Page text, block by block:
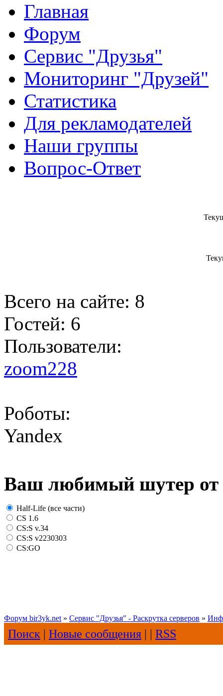
Главная
Форум
Сервис "Друзья"
Мониторинг "Друзей"
Статистика
Для рекламодателей
Наши группы
Вопрос-Ответ
Всего на сайте: 8
Гостей: 6
Пользователи:
zoom228
Роботы:
Yandex
Ваш любимый шутер от
Half-Life (все части)
CS 1.6
CS:S v.34
CS:S v2230303
CS:GO
Форум bir3yk.net » Сервис "Друзья" - Раскрутка серверов »
Поиск | Новые сообщения | | RSS